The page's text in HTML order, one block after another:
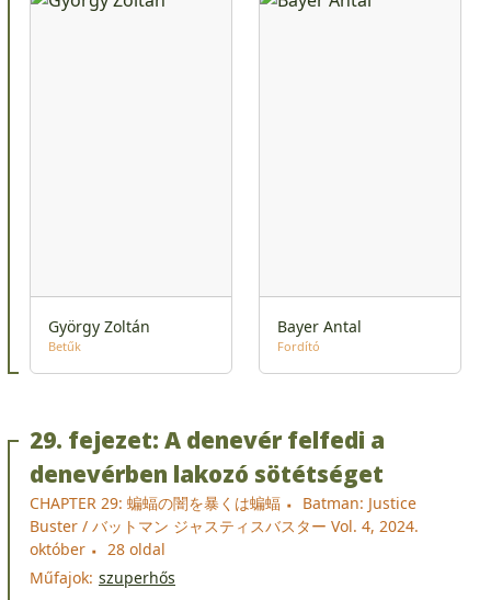
György Zoltán
Betűk
Bayer Antal
Fordító
29. fejezet: A denevér felfedi a
denevérben lakozó sötétséget
CHAPTER 29: 蝙蝠の闇を暴くは蝙蝠
Batman: Justice
Buster / バットマン ジャスティスバスター Vol. 4, 2024.
október
28 oldal
Műfajok: szuperhős